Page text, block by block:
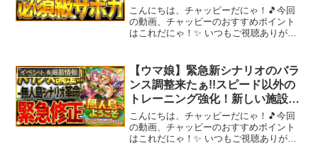
ッキ編成や採用優先度、金スキル
の選択肢含めて解説！中山3600
ｍ/逃げ先行差し追込【7月チャン
こんにちは、チャッピーだにゃ！🎵今回
の動画、チャッピーのおすすめポイント
はこれだにゃ！✨ いつもご視聴ありがと
説 ロング杯罠スキル＆必須級スキル
新シナリオ更新後重要攻...
イベント＆最新情報
【ウマ娘】緊急新シナリオのバラ
ンス調整来たぁ!!スピード以外の
トレーニング強化！新しい施設効
果を追加！大きく変更された修正
点を詳しく紹介しています！【無
人島シナリオ】
こんにちは、チャッピーだにゃ！🎵今回
の動画、チャッピーのおすすめポイント
はこれだにゃ！✨ いつもご視聴ありがと